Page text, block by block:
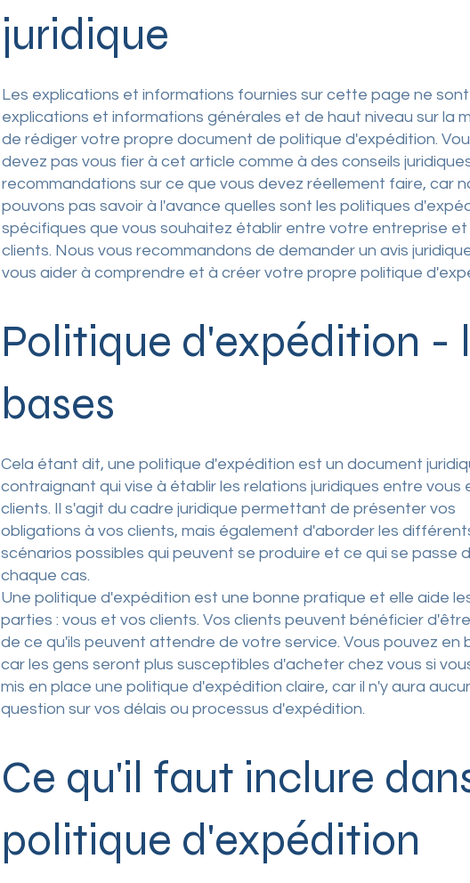
juridique
Les explications et informations fournies sur cette page ne
explications et informations générales et de haut niveau sur la
de rédiger votre propre document de politique d'expédition.
devez pas vous fier à cet article comme à des conseils
recommandations sur ce que vous devez réellement faire, car
pouvons pas savoir à l'avance quelles sont les politiques
spécifiques que vous souhaitez établir entre votre entreprise et
clients. Nous vous recommandons de demander un avis
vous aider à comprendre et à créer votre propre politique
Politique d'expédition -
bases
Cela étant dit, une politique d'expédition est un document
contraignant qui vise à établir les relations juridiques entre vous
clients. Il s'agit du cadre juridique permettant de présenter vos
obligations à vos clients, mais également d'aborder les
scénarios possibles qui peuvent se produire et ce qui se passe
chaque cas.
Une politique d'expédition est une bonne pratique et elle aide
parties : vous et vos clients. Vos clients peuvent bénéficier
de ce qu'ils peuvent attendre de votre service. Vous pouvez en
car les gens seront plus susceptibles d'acheter chez vous si
mis en place une politique d'expédition claire, car il n'y aura
question sur vos délais ou processus d'expédition.
Ce qu'il faut inclure
politique d'expédition